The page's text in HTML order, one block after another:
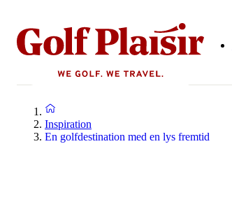
Inspiration
En golfdestination med en lys fremtid